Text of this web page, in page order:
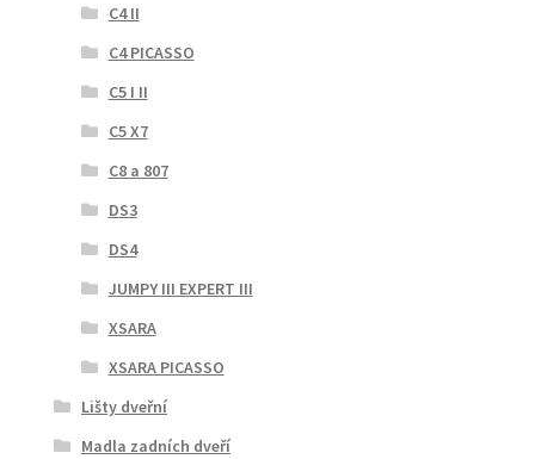
C4 II
C4 PICASSO
C5 I II
C5 X7
C8 a 807
DS3
DS4
JUMPY III EXPERT III
XSARA
XSARA PICASSO
Lišty dveřní
Madla zadních dveří